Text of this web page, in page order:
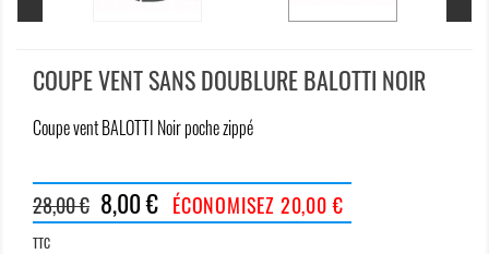
COUPE VENT SANS DOUBLURE BALOTTI NOIR
Coupe vent BALOTTI Noir poche zippé
8,00 € ÉCONOMISEZ 20,00 €
28,00 €
TTC